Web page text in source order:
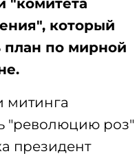
"комитета
который
план по мирной
митинга
"революцию роз"
президент